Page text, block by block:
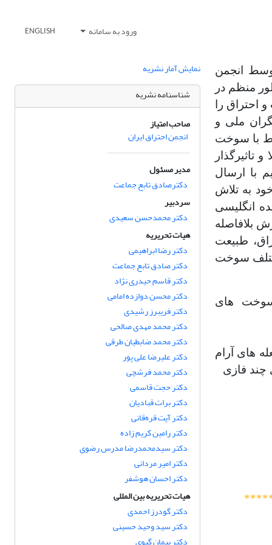
ورود به سامانه ENGLISH
توسط انجمن
به طور منظم در
را
ملی و
با سوخت
تاثیرگذار
با ارسال
به تلاش
انگلیسی
بلافاصله
طبیعت
سوخت
های
های آرام
چند فازی
نمایش آمار نشریه
شناسنامه نشریه
صاحب امتیاز
انجمن احتراق ایران
مدیر مسئول
دکترصادق تابع جماعت
سردبیر
دکتر محمدحسن سعیدی
هیات تحریریه
دکتر رضا ابراهیمی
دکتر صادق تابع جماعت
دکتر قاسم حیدری نژاد
دکتر محسن دوازده امامی
دکتر فریبرز رشیدی
دکتر محمد مهدی صالحی
دکتر محمد ضابطیان طرقی
دکتر علیرضا علی پور
دکتر محمد فرشچی
دکتر حجت قاسمی
دکتر برات قبادیان
دکتر آیت قره‌قانی
دکتر رامین کریم زاده
دکتر سیدمحمدرضا مدرس رضوی
دکتر امیر مردانی
دکتر احسان هوشفر
هیات تحریریه بین المللی
دکتر گودرز احمدی
دکتر سید وحید حسینی